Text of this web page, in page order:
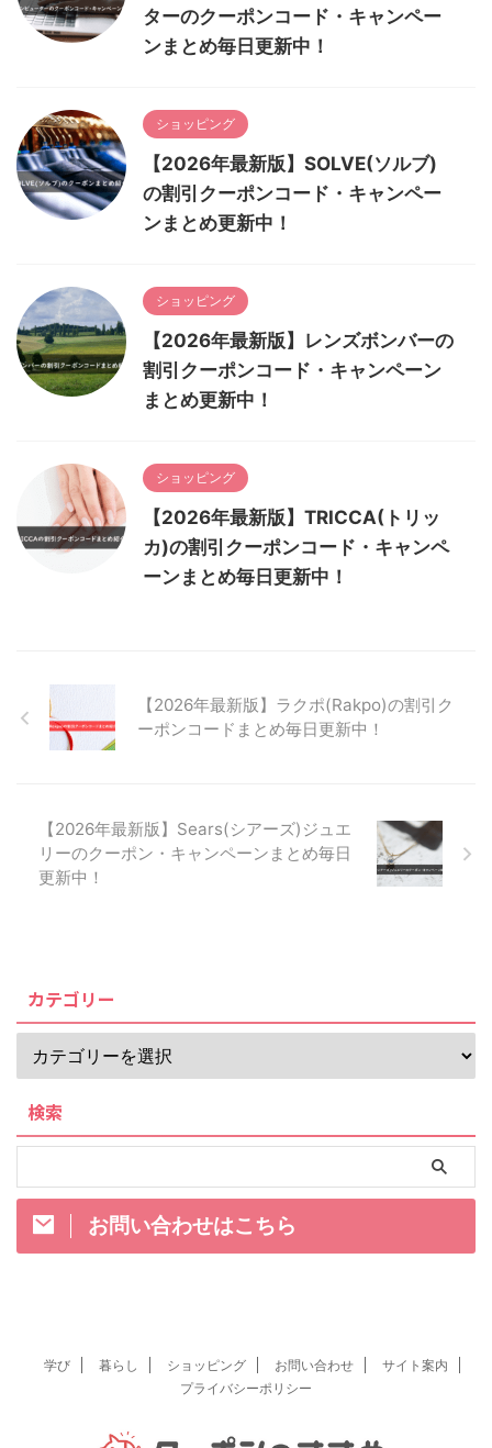
ターのクーポンコード・キャンペー
ンまとめ毎日更新中！
ショッピング
【2026年最新版】SOLVE(ソルブ)
の割引クーポンコード・キャンペー
ンまとめ更新中！
ショッピング
【2026年最新版】レンズボンバーの
割引クーポンコード・キャンペーン
まとめ更新中！
ショッピング
【2026年最新版】TRICCA(トリッ
カ)の割引クーポンコード・キャンペ
ーンまとめ毎日更新中！
【2026年最新版】ラクポ(Rakpo)の割引ク
ーポンコードまとめ毎日更新中！
【2026年最新版】Sears(シアーズ)ジュエ
リーのクーポン・キャンペーンまとめ毎日
更新中！
カテゴリー
検索
お問い合わせはこちら
学び 暮らし ショッピング お問い合わせ
サイト案内
プライバシーポリシー